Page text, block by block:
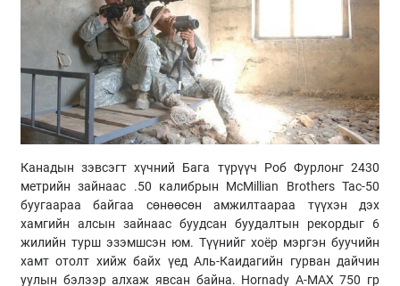
Канадын зэвсэгт хүчний Бага түрүүч Роб Фурлонг 2430
метрийн зайнаас .50 калибрын McMillian Brothers Tac-50
буугаараа байгаа сөнөөсөн амжилтаараа түүхэн дэх
хамгийн алсын зайнаас буудсан буудалтын рекордыг 6
жилийн турш эзэмшсэн юм. Түүнийг хоёр мэргэн буучийн
хамт отолт хийж байх үед Аль-Каидагийн гурван дайчин
уулын бэлээр алхаж явсан байна. Hornady A-MAX 750 гр